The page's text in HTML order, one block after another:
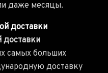
даже месяцы.
доставки
доставки
самых больших
доставку